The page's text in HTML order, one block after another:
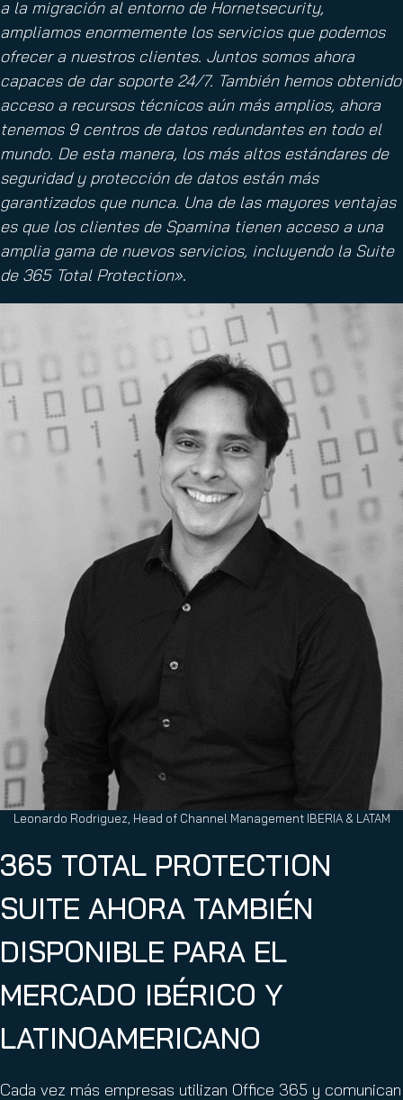
a la migración al entorno de Hornetsecurity,
ampliamos enormemente los servicios que podemos
ofrecer a nuestros clientes. Juntos somos ahora
capaces de dar soporte 24/7. También hemos obtenido
acceso a recursos técnicos aún más amplios, ahora
tenemos 9 centros de datos redundantes en todo el
mundo. De esta manera, los más altos estándares de
seguridad y protección de datos están más
garantizados que nunca. Una de las mayores ventajas
es que los clientes de Spamina tienen acceso a una
amplia gama de nuevos servicios, incluyendo la Suite
de 365 Total Protection».
Leonardo Rodriguez, Head of Channel Management IBERIA & LATAM
365 TOTAL PROTECTION
SUITE AHORA TAMBIÉN
DISPONIBLE PARA EL
MERCADO IBÉRICO Y
LATINOAMERICANO
Cada vez más empresas utilizan Office 365 y comunican